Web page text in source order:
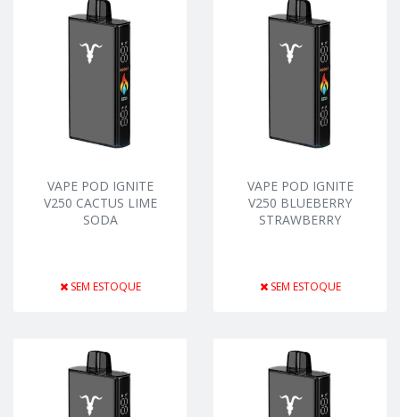
VAPE POD IGNITE
V250 CACTUS LIME
SODA
SEM ESTOQUE
VAPE POD IGNITE
V250 BLUEBERRY
STRAWBERRY
SEM ESTOQUE